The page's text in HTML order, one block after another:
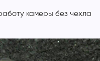
камеры без чехла